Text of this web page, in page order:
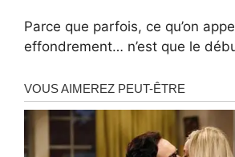
Parce que parfois, ce qu’on
effondrement… n’est que le